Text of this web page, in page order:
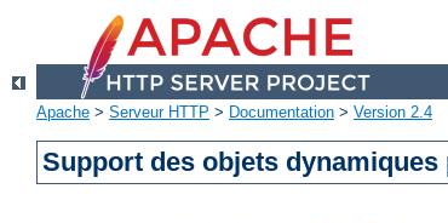
Apache > Serveur HTTP > Documentation > Version 2.4
Support des objets dynamiques